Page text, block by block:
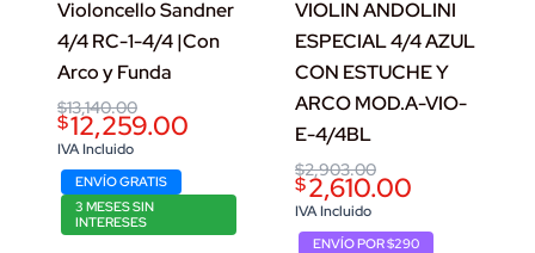
Violoncello Sandner
4/4 RC-1-4/4 |Con
Arco y Funda
$13,140.00
Original
price
was:
$13,140.00.
$12,259.00
Current
price
is:
$12,259.00.
IVA Incluido
ENVÍO GRATIS
3 MESES SIN
INTERESES
VIOLIN ANDOLINI
ESPECIAL 4/4 AZUL
CON ESTUCHE Y
ARCO MOD.A-VIO-
E-4/4BL
$2,903.00
Original
price
was:
$2,903.00.
$2,610.00
Current
price
is:
$2,610.00.
IVA Incluido
ENVÍO POR $290